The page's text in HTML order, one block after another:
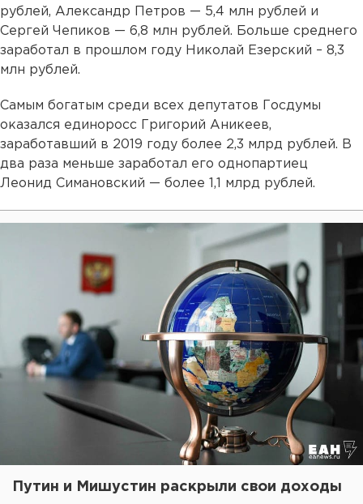
рублей, Александр Петров — 5,4 млн рублей и
Сергей Чепиков — 6,8 млн рублей. Больше среднего
заработал в прошлом году Николай Езерский – 8,3
млн рублей.
Самым богатым среди всех депутатов Госдумы
оказался единоросс Григорий Аникеев,
заработавший в 2019 году более 2,3 млрд рублей. В
два раза меньше заработал его однопартиец
Леонид Симановский — более 1,1 млрд рублей.
Путин и Мишустин раскрыли свои доходы